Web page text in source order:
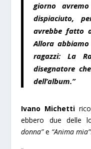
giorno
dispiaciuto,
avrebbe fatto
Allora
ragazzi: La
disegnatore
dell’album.”
Ivano Michetti
ebbero due delle
donna”e “Anima mia”: